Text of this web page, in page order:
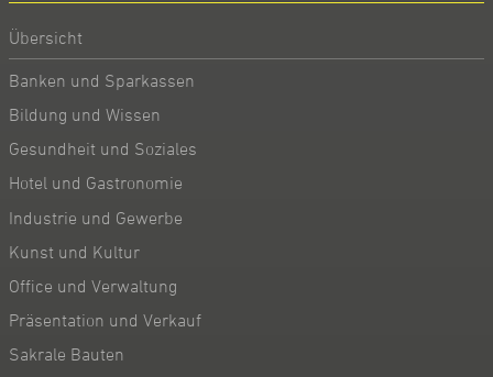
Übersicht
Banken und Sparkassen
Bildung und Wissen
Gesundheit und Soziales
Hotel und Gastronomie
Industrie und Gewerbe
Kunst und Kultur
Office und Verwaltung
Präsentation und Verkauf
Sakrale Bauten